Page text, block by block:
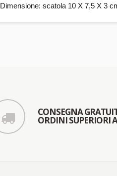
Dimensione: scatola 10 X 7,5 X 3
CONSEGNA
ORDINI SUPERIORI